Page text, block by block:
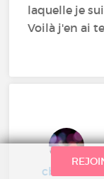
laquelle je
Voilà j'en ai
cb31270